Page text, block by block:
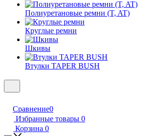
Полиуретановые ремни (T, AT)
Круглые ремни
Шкивы
Втулки TAPER BUSH
Сравнение0
Избранные товары 0
Корзина 0